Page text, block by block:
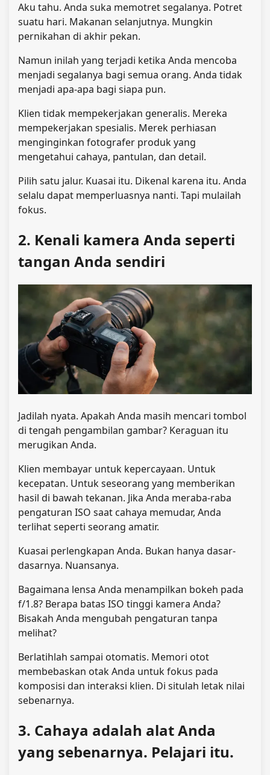
Aku tahu. Anda suka memotret segalanya. Potret
suatu hari. Makanan selanjutnya. Mungkin
pernikahan di akhir pekan.
Namun inilah yang terjadi ketika Anda mencoba
menjadi segalanya bagi semua orang. Anda tidak
menjadi apa-apa bagi siapa pun.
Klien tidak mempekerjakan generalis. Mereka
mempekerjakan spesialis. Merek perhiasan
menginginkan fotografer produk yang
mengetahui cahaya, pantulan, dan detail.
Pilih satu jalur. Kuasai itu. Dikenal karena itu. Anda
selalu dapat memperluasnya nanti. Tapi mulailah
fokus.
2. Kenali kamera Anda seperti
tangan Anda sendiri
Jadilah nyata. Apakah Anda masih mencari tombol
di tengah pengambilan gambar? Keraguan itu
merugikan Anda.
Klien membayar untuk kepercayaan. Untuk
kecepatan. Untuk seseorang yang memberikan
hasil di bawah tekanan. Jika Anda meraba-raba
pengaturan ISO saat cahaya memudar, Anda
terlihat seperti seorang amatir.
Kuasai perlengkapan Anda. Bukan hanya dasar-
dasarnya. Nuansanya.
Bagaimana lensa Anda menampilkan bokeh pada
f/1.8? Berapa batas ISO tinggi kamera Anda?
Bisakah Anda mengubah pengaturan tanpa
melihat?
Berlatihlah sampai otomatis. Memori otot
membebaskan otak Anda untuk fokus pada
komposisi dan interaksi klien. Di situlah letak nilai
sebenarnya.
3. Cahaya adalah alat Anda
yang sebenarnya. Pelajari itu.